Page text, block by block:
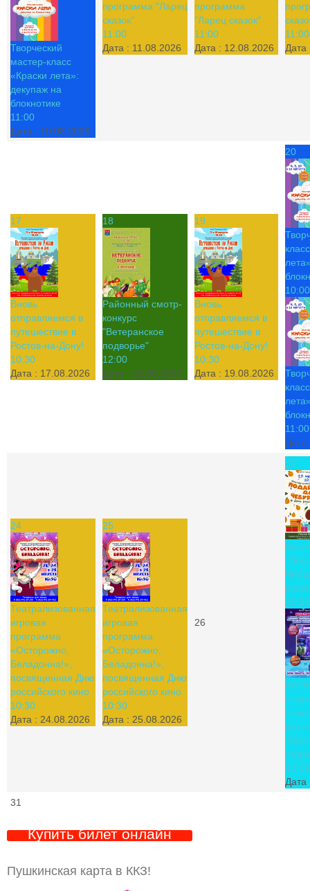
Творческий
мастер-класс
«Краски лета»:
декупаж на
блокнотике
11:00
Дата : 10.08.2026
программа "Ларец
сказок"
11:00
Дата : 11.08.2026
программа
"Ларец сказок"
11:00
Дата : 12.08.2026
11:00
17
Вновь
отправляемся в
путешествие в
Ростов-на-Дону!
10:30
Дата : 17.08.2026
18
Районный смотр-
конкурс
"Ветеранское
подворье"
12:00
Дата : 18.08.2026
19
Вновь
отправляемся в
путешествие в
Ростов-на-Дону!
10:30
Дата : 19.08.2026
20
10:00
11:00
24
Театрализованная
игровая
программа
«Осторожно,
Беладонна!»,
посвященная Дню
российского кино
10:30
Дата : 24.08.2026
25
Театрализованная
игровая
программа
«Осторожно,
Беладонна!»,
посвященная Дню
российского кино
10:30
Дата : 25.08.2026
26
27
10:30
12:00
31
Купить билет онлайн
Пушкинская карта в ККЗ!